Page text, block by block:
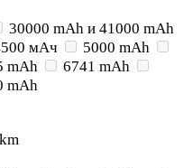
30000 mAh и 41000 mAh
мАч
5000 mAh
mAh
6741 mAh
mAh